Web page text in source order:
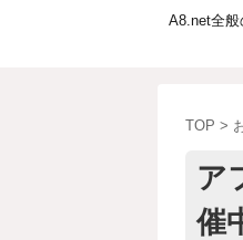
A8.net全
TOP >
ア
催